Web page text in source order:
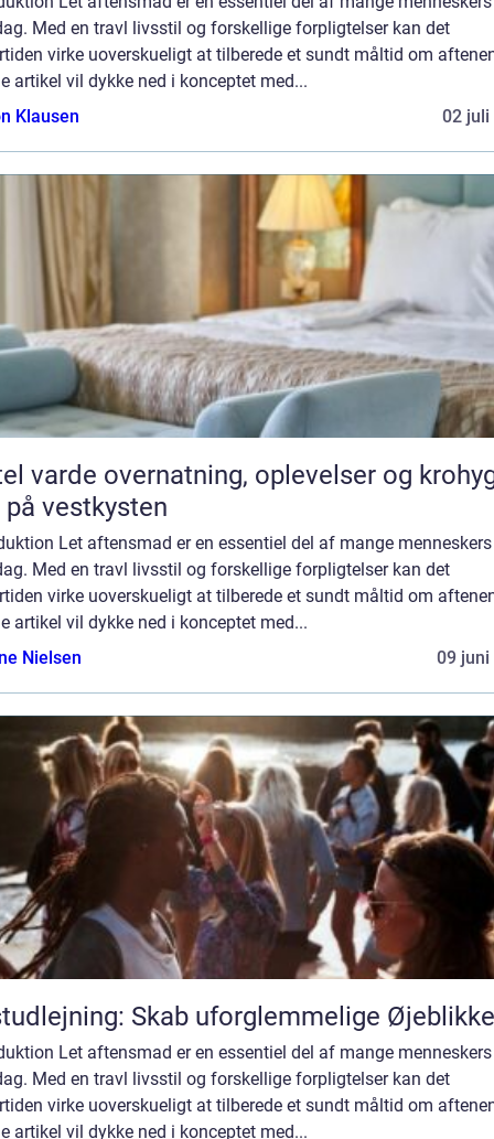
Med en travl livsstil og forskellige forpligtelser kan det
virke uoverskueligt at tilberede et sundt måltid om
artikel vil dykke ned i konceptet med...
Klausen
02 juli
oplevelser og krohygge
vestkysten
Let aftensmad er en essentiel del af mange menneskers
Med en travl livsstil og forskellige forpligtelser kan det
virke uoverskueligt at tilberede et sundt måltid om
artikel vil dykke ned i konceptet med...
Nielsen
09 juni
Skab uforglemmelige Øjeblikke
Let aftensmad er en essentiel del af mange menneskers
Med en travl livsstil og forskellige forpligtelser kan det
virke uoverskueligt at tilberede et sundt måltid om
artikel vil dykke ned i konceptet med...